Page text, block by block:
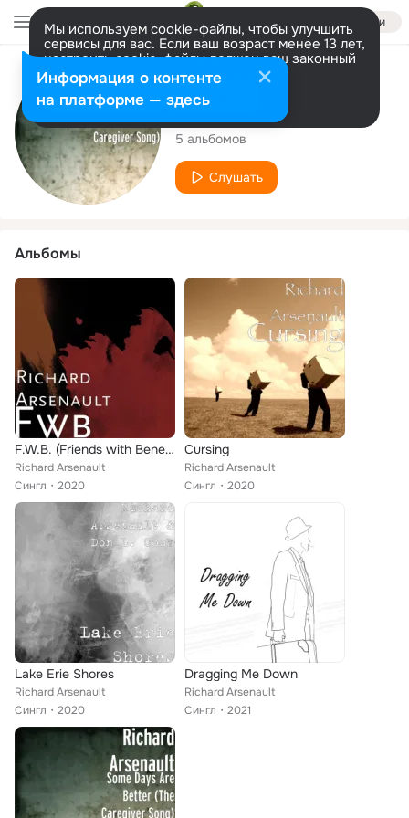
Войти
Мы используем cookie-файлы, чтобы улучшить
сервисы для вас. Если ваш возраст менее 13 лет,
настроить cookie-файлы должен ваш законный
представитель. Больше информации
Разрешить все Настроить
Исполнитель
Richard Arsenault
5 альбомов
Слушать
Альбомы
F.W.B. (Friends with Benefits)
Richard Arsenault
Сингл
2020
Cursing
Richard Arsenault
Сингл
2020
Lake Erie Shores
Richard Arsenault
Сингл
2020
Dragging Me Down
Richard Arsenault
Сингл
2021
Информация о контенте
на платформе — здесь